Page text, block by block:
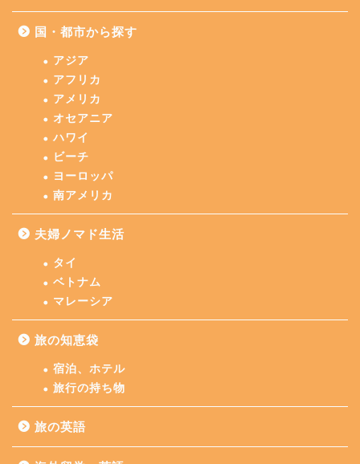
国・都市から探す
アジア
アフリカ
アメリカ
オセアニア
ハワイ
ビーチ
ヨーロッパ
南アメリカ
夫婦ノマド生活
タイ
ベトナム
マレーシア
旅の知恵袋
宿泊、ホテル
旅行の持ち物
旅の英語